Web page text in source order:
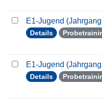
E1-Jugend
Details
E1-Jugend
Details